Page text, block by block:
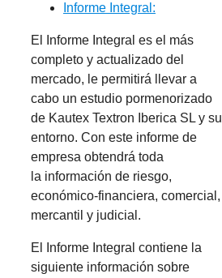
Informe Integral:
El Informe Integral es el más
completo y actualizado del
mercado, le permitirá llevar a
cabo un estudio pormenorizado
de Kautex Textron Iberica SL y su
entorno. Con este informe de
empresa obtendrá toda
la información de riesgo,
económico-financiera, comercial,
mercantil y judicial.
El Informe Integral contiene la
siguiente información sobre